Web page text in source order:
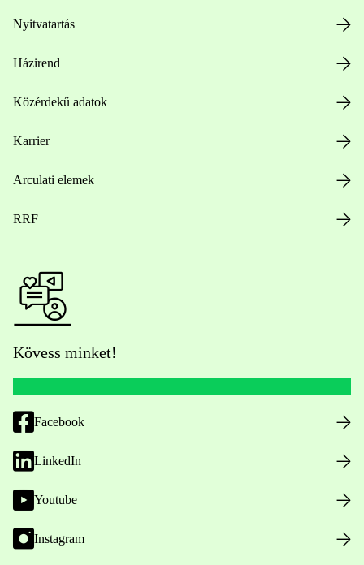
Nyitvatartás
Házirend
Közérdekű adatok
Karrier
Arculati elemek
RRF
Kövess minket!
Facebook
LinkedIn
Youtube
Instagram